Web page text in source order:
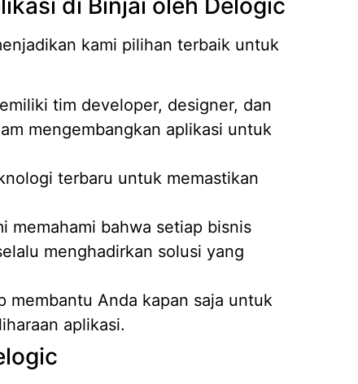
kami pilihan terbaik untuk
tim developer, designer, dan
mengembangkan aplikasi untuk
terbaru untuk memastikan
memahami bahwa setiap bisnis
menghadirkan solusi yang
membantu Anda kapan saja untuk
aplikasi.